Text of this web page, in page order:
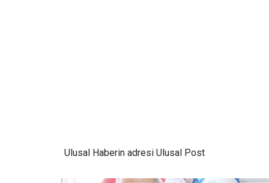
Ulusal Haberin adresi Ulusal Post